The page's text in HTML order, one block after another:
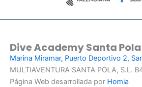
Dive Academy Santa Pola
Marina Miramar, Puerto Deportivo 2,
MULTIAVENTURA SANTA POLA, S.L.
Página Web desarrollada por Homia